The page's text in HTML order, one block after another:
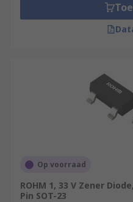
Op voorraad
ROHM 1, 33 V Zener
Pin SOT-23